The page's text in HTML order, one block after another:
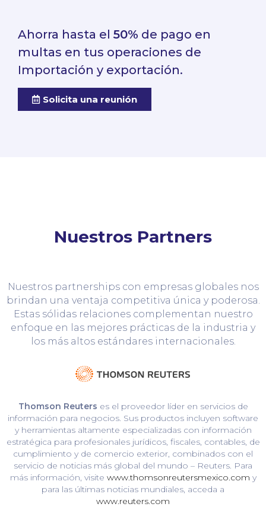
Ahorra hasta el 50% de pago en
multas en tus operaciones de
Importación y exportación.
Solicita una reunión
Nuestros Partners
Nuestros partnerships con empresas globales nos
brindan una ventaja competitiva única y poderosa.
Estas sólidas relaciones complementan nuestro
enfoque en las mejores prácticas de la industria y
los más altos estándares internacionales.
Thomson Reuters es el proveedor líder en servicios de
información para negocios. Sus productos incluyen software
y herramientas altamente especializadas con información
estratégica para profesionales jurídicos, fiscales, contables, de
cumplimiento y de comercio exterior, combinados con el
servicio de noticias más global del mundo – Reuters. Para
más información, visite www.thomsonreutersmexico.com y
para las últimas noticias mundiales, acceda a
www.reuters.com